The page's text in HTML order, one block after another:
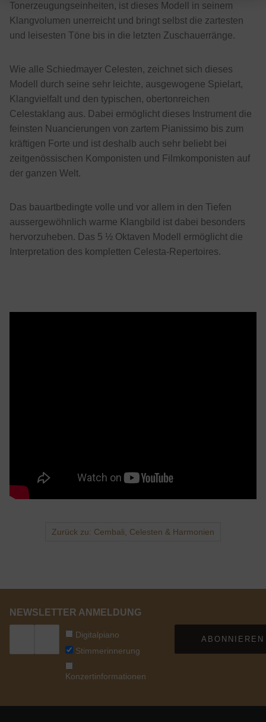
Tonerzeugungseinheiten, ist dieses Modell in seinem
Klangvolumen unerreicht und bringt selbst die zartesten
und leisesten Töne bis in die letzten Zuschauerränge.
Wie alle Schiedmayer Celesten, zeichnet sich dieses
Modell durch seine sehr leichte, ausgewogene Spielart,
Klangvielfalt und den typischen, obertonreichen
Celestaklang aus. Dabei ermöglicht dieses Instrument die
feinsten Nuancierungen von zartem Pianissimo bis zum
kräftigen Forte und ist deshalb auch sehr beliebt bei
zeitgenössischen Komponisten und Filmkomponisten auf
der ganzen Welt.
Das bauartbedingte volle und vor allem in den Tiefen
aussergewöhnlich warme Klangbild ist dabei besonders
hervorzuheben. Das 5 ½ Oktaven Modell ermöglicht die
Interpretation des kompletten Celesta-Repertoires.
Zurück zu: Cembali, Celesten & Harmonien
NEWSLETTER ANMELDUNG
Digitalpiano
Stimmerinnerung
Konzertinformationen
ABONNIEREN